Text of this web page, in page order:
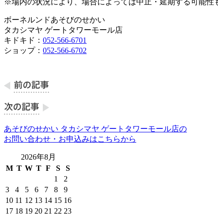
※場内の状況により、場合によっては中止・延期する可能性
ボーネルンドあそびのせかい
タカシマヤ ゲートタワーモール店
キドキド： 052-566-6701
ショップ： 052-566-6702
あそびのせかい タカシマヤ ゲートタワーモール店の
お問い合わせ・お申込みはこちらから
2026年8月
M T W T F S
S
1
2
3
4 5 6 7 8
9
10 11 12 13 14 15 16
17 18 19 20 21 22 23